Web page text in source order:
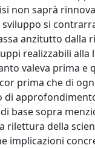
non saprà
si
anzitutto dalla
realizzabili alla
valeva prima
prima che di
di
base sopra
rilettura della
implicazioni